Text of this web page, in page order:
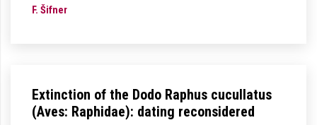
F. Šifner
Extinction of the Dodo Raphus cucullatus
(Aves: Raphidae): dating reconsidered